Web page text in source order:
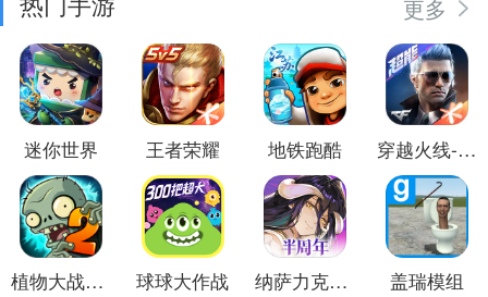
更多
迷你世界 王者荣耀 地铁跑酷 穿越火线-枪战王者
植物大战僵尸2 球球大作战 纳萨力克之王 盖瑞模组